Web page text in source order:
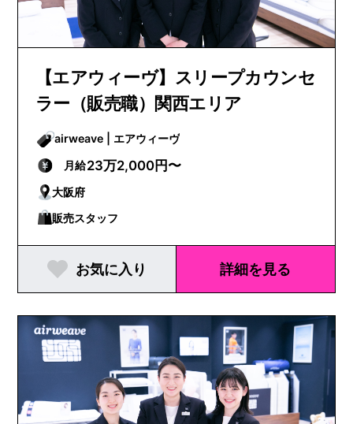
【エアウィーヴ】スリープカウンセ
ラー（販売職）関西エリア
airweave | エアウィーヴ
月給23万2,000円〜
大阪府
販売スタッフ
お気に入り 詳細を見る